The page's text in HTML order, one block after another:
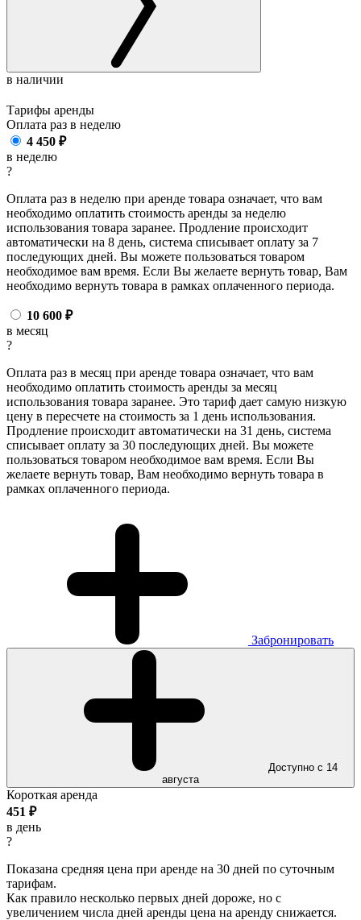
в наличии
Тарифы аренды
Оплата раз в неделю
4 450 ₽
в неделю
?
Оплата раз в неделю при аренде товара означает, что вам
необходимо оплатить стоимость аренды за неделю
использования товара заранее. Продление происходит
автоматически на 8 день, система списывает оплату за 7
последующих дней. Вы можете пользоваться товаром
необходимое вам время. Если Вы желаете вернуть товар, Вам
необходимо вернуть товара в рамках оплаченного периода.
10 600 ₽
в месяц
?
Оплата раз в месяц при аренде товара означает, что вам
необходимо оплатить стоимость аренды за месяц
использования товара заранее. Это тариф дает самую низкую
цену в пересчете на стоимость за 1 день использования.
Продление происходит автоматически на 31 день, система
списывает оплату за 30 последующих дней. Вы можете
пользоваться товаром необходимое вам время. Если Вы
желаете вернуть товар, Вам необходимо вернуть товара в
рамках оплаченного периода.
Забронировать
Доступно с 14
августа
Короткая аренда
451 ₽
в день
?
Показана средняя цена при аренде на 30 дней по суточным
тарифам.
Как правило несколько первых дней дороже, но с
увеличением числа дней аренды цена на аренду снижается.